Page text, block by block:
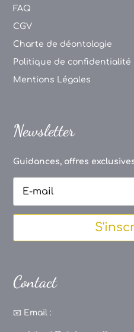
FAQ
CGV
Charte de déontologie
Politique de confidentialité
Mentions Légales
Newsletter
Guidances, offres
Contact
📧 Email :